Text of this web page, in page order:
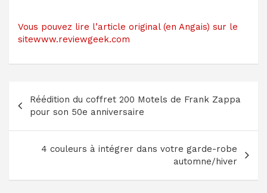
Vous pouvez lire l’article original (en Angais) sur le
sitewww.reviewgeek.com
Navigation
de
l’article
Réédition du coffret 200 Motels de Frank Zappa
pour son 50e anniversaire
4 couleurs à intégrer dans votre garde-robe
automne/hiver